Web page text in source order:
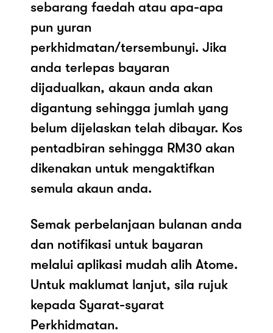
sebarang faedah atau apa-apa
pun yuran
perkhidmatan/tersembunyi. Jika
anda terlepas bayaran
dijadualkan, akaun anda akan
digantung sehingga jumlah yang
belum dijelaskan telah dibayar. Kos
pentadbiran sehingga RM30 akan
dikenakan untuk mengaktifkan
semula akaun anda.
Semak perbelanjaan bulanan anda
dan notifikasi untuk bayaran
melalui aplikasi mudah alih Atome.
Untuk maklumat lanjut, sila rujuk
kepada Syarat-syarat
Perkhidmatan.